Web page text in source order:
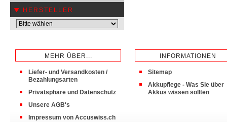
HERSTELLER
MEHR ÜBER...
Liefer- und Versandkosten /
Bezahlungsarten
Privatsphäre und Datenschutz
Unsere AGB's
Impressum von Accuswiss.ch
INFORMATIONEN
Sitemap
Akkupflege - Was Sie über
Akkus wissen sollten